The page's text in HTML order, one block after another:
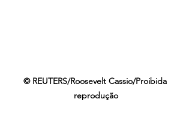
© REUTERS/Roosevelt Cassio/Proibida
reprodução